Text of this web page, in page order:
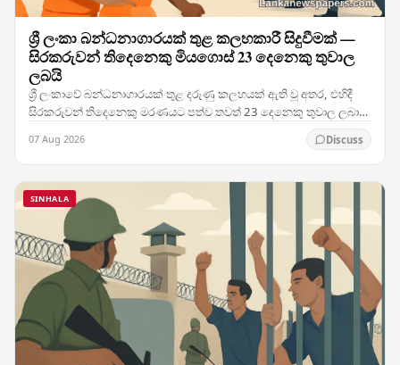
ශ්‍රී ලංකා බන්ධනාගාරයක් තුළ කලහකාරී සිදුවීමක් —
සිරකරුවන් තිදෙනෙකු මියගොස් 23 දෙනෙකු තුවාල
ලබයි
ශ්‍රී ලංකාවේ බන්ධනාගාරයක් තුළ දරුණු කලහයක් ඇති වූ අතර, එහිදී
සිරකරුවන් තිදෙනෙකු මරණයට පත්ව තවත් 23 දෙනෙකු තුවාල ලබා
07 Aug 2026 Discuss
SINHALA